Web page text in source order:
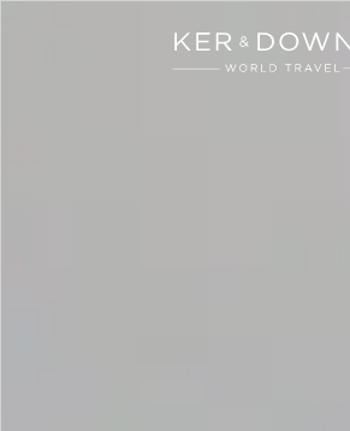
Skip to main content
Ker & Downey